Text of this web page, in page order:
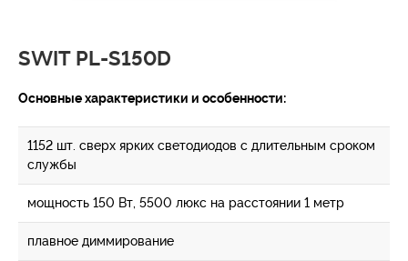
SWIT PL-S150D
Основные характеристики и особенности:
1152 шт. сверх ярких светодиодов с длительным сроком
службы
мощность 150 Вт, 5500 люкс на расстоянии 1 метр
плавное диммирование